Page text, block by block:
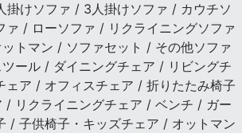
掛けソファ / 3人掛けソファ / カウチソ
ァ / ローソファ / リクライニングソファ
トマン / ソファセット / その他ソファ
ール / ダイニングチェア / リビングチ
ェア / オフィスチェア / 折りたたみ椅子
/ リクライニングチェア / ベンチ / ガー
/ 子供椅子・キッズチェア / オットマン